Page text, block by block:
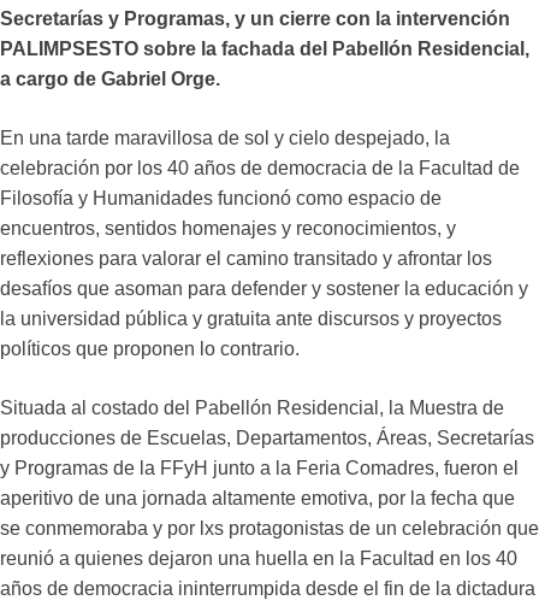
Secretarías y Programas, y un cierre con la intervención
PALIMPSESTO sobre la fachada del Pabellón Residencial,
a cargo de Gabriel Orge.
En una tarde maravillosa de sol y cielo despejado, la
celebración por los 40 años de democracia de la Facultad de
Filosofía y Humanidades funcionó como espacio de
encuentros, sentidos homenajes y reconocimientos, y
reflexiones para valorar el camino transitado y afrontar los
desafíos que asoman para defender y sostener la educación y
la universidad pública y gratuita ante discursos y proyectos
políticos que proponen lo contrario.
Situada al costado del Pabellón Residencial, la Muestra de
producciones de Escuelas, Departamentos, Áreas, Secretarías
y Programas de la FFyH junto a la Feria Comadres, fueron el
aperitivo de una jornada altamente emotiva, por la fecha que
se conmemoraba y por lxs protagonistas de un celebración que
reunió a quienes dejaron una huella en la Facultad en los 40
años de democracia ininterrumpida desde el fin de la dictadura